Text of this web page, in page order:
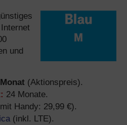
und
(Aktionspreis).
24 Monate.
Handy: 29,99 €).
(inkl. LTE).